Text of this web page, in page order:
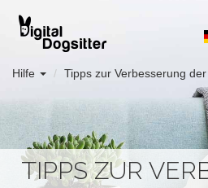
Hilfe Tipps zur Verbesserung
TIPPS ZUR